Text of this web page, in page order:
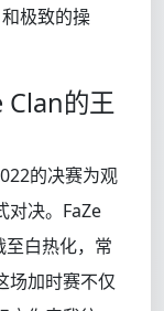
极致的操
Clan的王
的决赛为观
对决。FaZe
白热化，常
场加时赛不仅